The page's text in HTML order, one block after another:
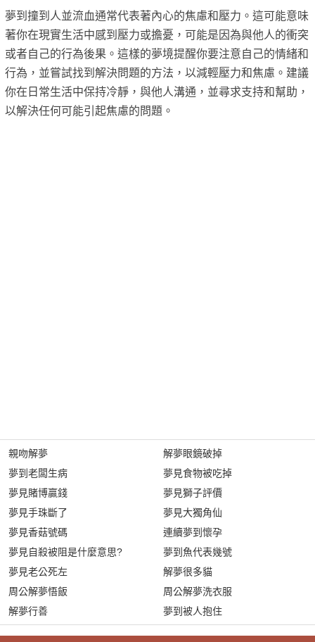
夢到撞到人並流血通常代表著內心的焦慮和壓力。這可能意味
著你在現實生活中感到壓力或擔憂，可能是因為與他人的衝突
或者自己的行為後果。這樣的夢境提醒你要注意自己的情緒和
行為，並嘗試找到解決問題的方法，以減輕壓力和焦慮。建議
你在日常生活中保持冷靜，與他人溝通，並尋求支持和幫助，
以解決任何可能引起焦慮的問題。
親吻解夢
夢到老闆生病
夢見賭博贏錢
夢見手珠斷了
夢見香菇號碼
夢見自殺被阻是什麼意思?
夢見老公死左
周公解夢悟飯
解夢行善
解夢眼鏡破掉
夢見食物被吃掉
夢見獅子評價
夢見大獨角仙
連續夢到懷孕
夢到魚代表幾號
解夢很多貓
周公解夢洗衣服
夢到被人抱住